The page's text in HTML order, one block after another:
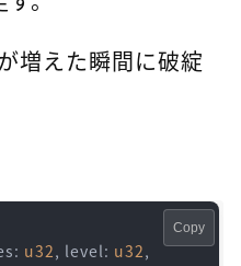
増えた瞬間に破綻
u32, level: u32,
Copy